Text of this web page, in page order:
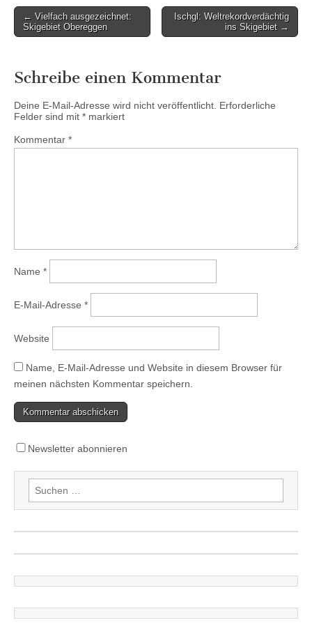
Post
navigation
← Vielfach ausgezeichnet:
Skigebiet Obereggen
Ischgl: Weltrekordverdächtig
ins Skigebiet →
Schreibe einen Kommentar
Deine E-Mail-Adresse wird nicht veröffentlicht. Erforderliche
Felder sind mit * markiert
Kommentar *
Name *
E-Mail-Adresse *
Website
Name, E-Mail-Adresse und Website in diesem Browser für
meinen nächsten Kommentar speichern.
Newsletter abonnieren
Suchen
nach: